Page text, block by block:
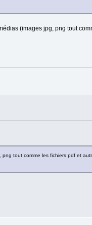
(images jpg, png tout
tout comme les fichiers pdf et